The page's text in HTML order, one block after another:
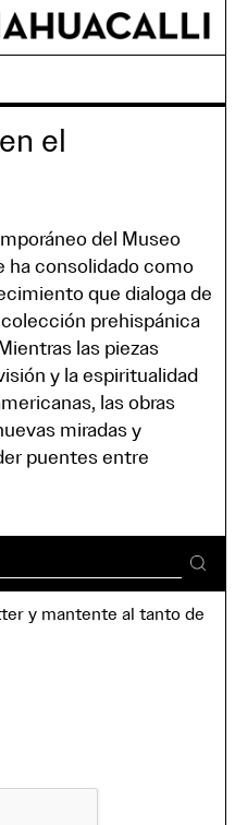
el
del Museo
ha consolidado como
que dialoga de
prehispánica
las piezas
y la espiritualidad
las obras
miradas y
puentes entre
y mantente al tanto de